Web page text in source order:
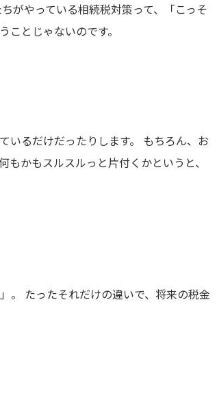
がやっている相続税対策って、「こっそ
とじゃないのです。
いるだけだったりします。 もちろん、お
かもスルスルっと片付くかというと、
。 たったそれだけの違いで、将来の税金